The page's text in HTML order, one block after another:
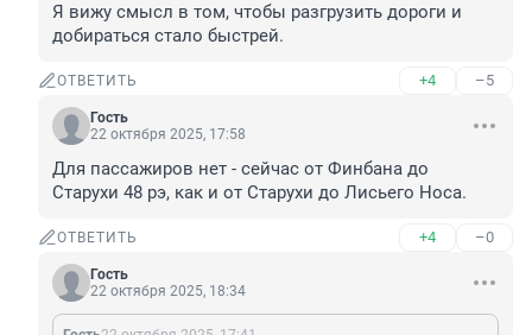
Я вижу смысл в том, чтобы разгрузить дороги и
добираться стало быстрей.
ОТВЕТИТЬ +4 –5
Гость
22 октября 2025, 17:58
Для пассажиров нет - сейчас от Финбана до
Старухи 48 рэ, как и от Старухи до Лисьего Носа.
ОТВЕТИТЬ +4 –0
Гость
22 октября 2025, 18:34